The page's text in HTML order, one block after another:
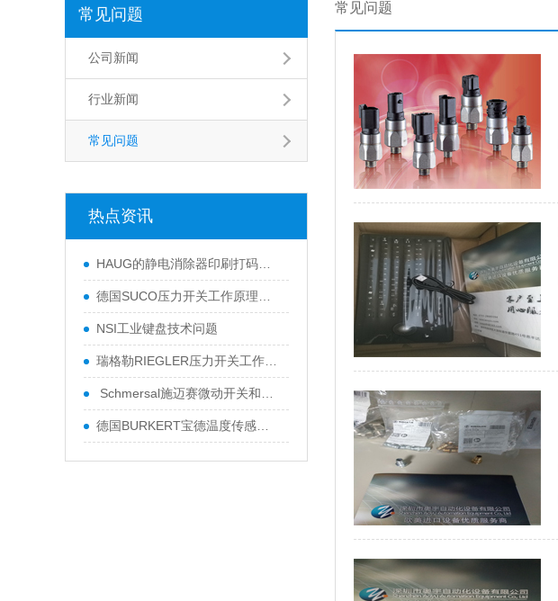
常见问题
公司新闻
行业新闻
常见问题
热点资讯
HAUG的静电消除器印刷打码、汽车喷漆
德国SUCO压力开关工作原理及技术参数
NSI工业键盘技术问题
瑞格勒RIEGLER压力开关工作原理
Schmersal施迈赛微动开关和防护门监控
德国BURKERT宝德温度传感器使用维修方
常见问题